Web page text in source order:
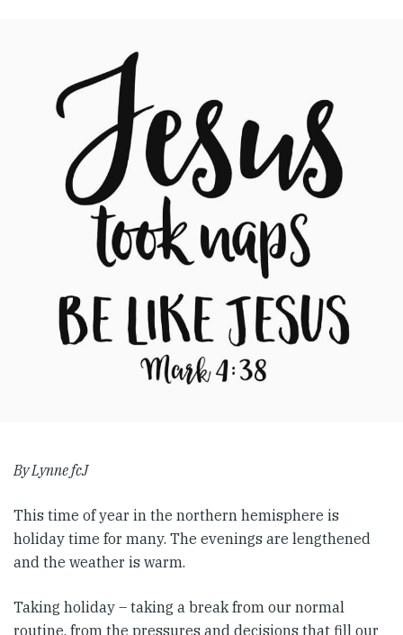
By Lynne fcJ
This time of year in the northern hemisphere is
holiday time for many. The evenings are lengthened
and the weather is warm.
Taking holiday – taking a break from our normal
routine, from the pressures and decisions that fill our